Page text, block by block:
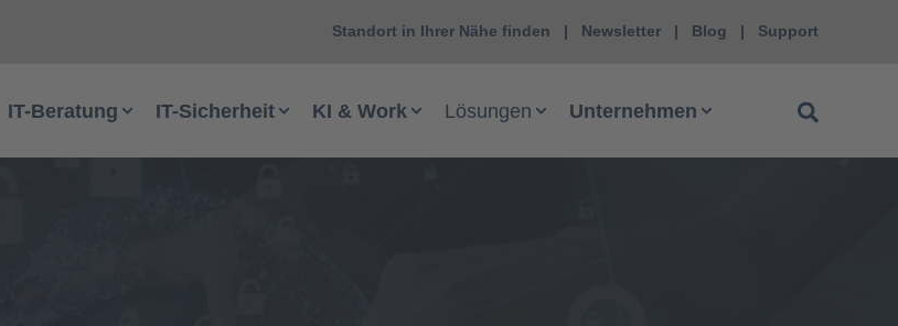
Standort in Ihrer Nähe finden Newsletter Blog Support
IT-Beratung IT-Sicherheit KI & Work Lösungen Unternehmen